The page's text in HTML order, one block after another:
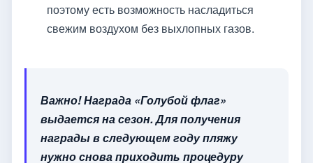
поэтому есть возможность насладиться
свежим воздухом без выхлопных газов.
Важно! Награда «Голубой флаг»
выдается на сезон. Для получения
награды в следующем году пляжу
нужно снова приходить процедуру